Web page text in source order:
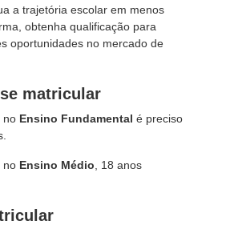
a trajetória escolar em menos
obtenha qualificação para
oportunidades no mercado de
matricular
no Ensino Fundamental é preciso
no Ensino Médio , 18 anos